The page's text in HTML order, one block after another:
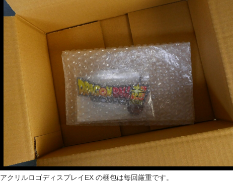
アクリルロゴディスプレイEX の梱包は毎回厳重です。